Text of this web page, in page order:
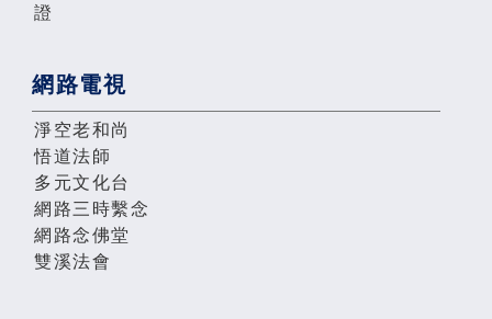
證
網路電視
淨空老和尚
悟道法師
多元文化台
網路三時繫念
網路念佛堂
雙溪法會